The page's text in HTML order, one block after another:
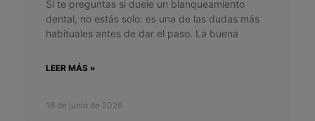
Si te preguntas si duele un blanqueamiento
dental, no estás solo: es una de las dudas más
habituales antes de dar el paso. La buena
LEER MÁS »
16 de junio de 2026